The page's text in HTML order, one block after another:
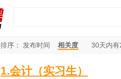
排序： 发布时间 相关度 30天内有
1.会计（实习生）